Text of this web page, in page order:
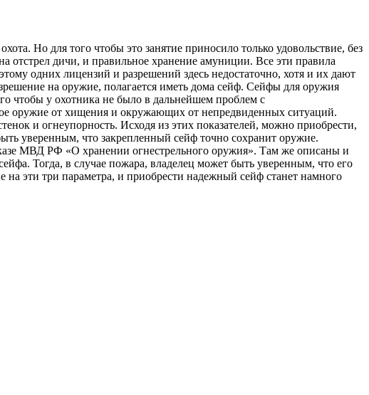
Но для того чтобы это занятие приносило только удовольствие, без
отстрел дичи, и правильное хранение амуниции. Все эти правила
одних лицензий и разрешений здесь недостаточно, хотя и их дают
на оружие, полагается иметь дома сейф. Сейфы для оружия
чтобы у охотника не было в дальнейшем проблем с
оружие от хищения и окружающих от непредвиденных ситуаций.
и огнеупорность. Исходя из этих показателей, можно приобрести,
уверенным, что закрепленный сейф точно сохранит оружие.
МВД РФ «О хранении огнестрельного оружия». Там же описаны и
Тогда, в случае пожара, владелец может быть уверенным, что его
на эти три параметра, и приобрести надежный сейф станет намного